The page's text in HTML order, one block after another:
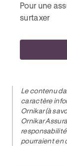
Pour une
surtaxer
Le contenu
caractère
Ornikar (à
Ornikar
pourraient en